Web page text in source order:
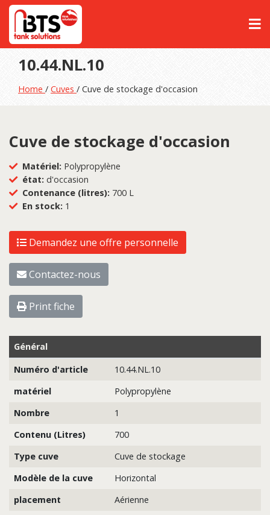
10.44.NL.10
Home / Cuves / Cuve de stockage d'occasion
Cuve de stockage d'occasion
Matériel: Polypropylène
état: d'occasion
Contenance (litres): 700 L
En stock: 1
Demandez une offre personnelle
Contactez-nous
Print fiche
Général
Numéro d'article
10.44.NL.10
matériel
Polypropylène
Nombre
1
Contenu (Litres)
700
Type cuve
Cuve de stockage
Modèle de la cuve
Horizontal
placement
Aérienne